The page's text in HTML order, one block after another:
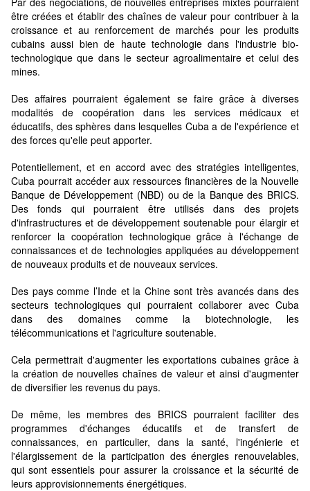
être créées et établir des chaînes de valeur pour contribuer à la
croissance et au renforcement de marchés pour les produits
cubains aussi bien de haute technologie dans l'industrie bio-
technologique que dans le secteur agroalimentaire et celui des
mines.
Des affaires pourraient également se faire grâce à diverses
modalités de coopération dans les services médicaux et
éducatifs, des sphères dans lesquelles Cuba a de l'expérience et
des forces qu'elle peut apporter.
Potentiellement, et en accord avec des stratégies intelligentes,
Cuba pourrait accéder aux ressources financières de la Nouvelle
Banque de Développement (NBD) ou de la Banque des BRICS.
Des fonds qui pourraient être utilisés dans des projets
d'infrastructures et de développement soutenable pour élargir et
renforcer la coopération technologique grâce à l'échange de
connaissances et de technologies appliquées au développement
de nouveaux produits et de nouveaux services.
Des pays comme l’Inde et la Chine sont très avancés dans des
secteurs technologiques qui pourraient collaborer avec Cuba
dans des domaines comme la biotechnologie, les
télécommunications et l'agriculture soutenable.
Cela permettrait d'augmenter les exportations cubaines grâce à
la création de nouvelles chaînes de valeur et ainsi d'augmenter
de diversifier les revenus du pays.
De même, les membres des BRICS pourraient faciliter des
programmes d'échanges éducatifs et de transfert de
connaissances, en particulier, dans la santé, l'ingénierie et
l'élargissement de la participation des énergies renouvelables,
qui sont essentiels pour assurer la croissance et la sécurité de
leurs approvisionnements énergétiques.